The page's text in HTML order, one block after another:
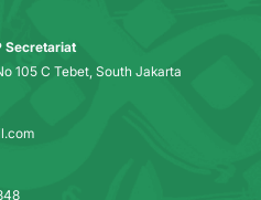
Secretariat
105 C Tebet, South Jakarta